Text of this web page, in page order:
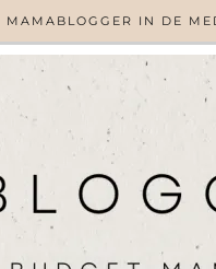
MAMABLOGGER IN DE